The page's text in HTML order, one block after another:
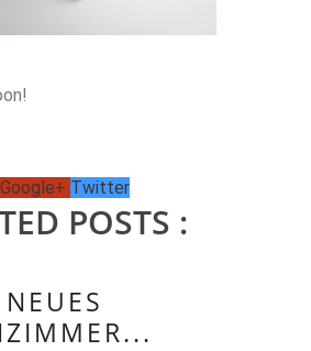
Google+ Twitter
POSTS :